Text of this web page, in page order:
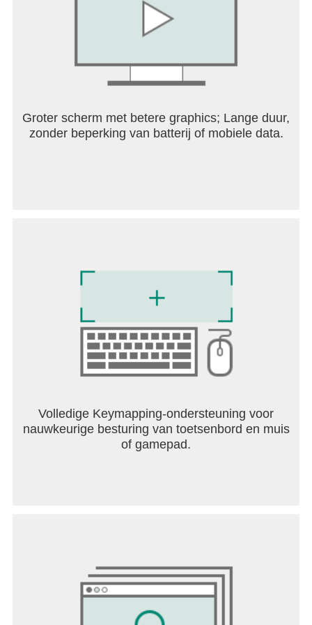
Hulp nodig? Bezoek onze supportpagina in de
contact@dreamgames.com.
Groter scherm met betere graphics; Lange duur,
zonder beperking van batterij of mobiele data.
Volledige Keymapping-ondersteuning voor
nauwkeurige besturing van toetsenbord en muis
of gamepad.